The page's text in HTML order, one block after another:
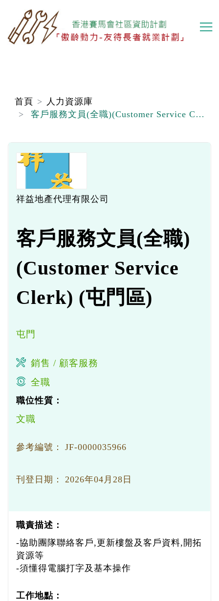
主
內
首頁
人力資源庫
客戶服務文員(全職)(Customer Service Clerk) (屯門區)
祥益地產代理有限公司
客戶服務文員(全職)
(Customer Service
Clerk) (屯門區)
屯門
銷售 / 顧客服務
全職
職位性質：
文職
參考編號： JF-0000035966
刊登日期： 2026年04月28日
職責描述：
-協助團隊聯絡客戶,更新樓盤及客戶資料,開拓
資源等
-須懂得電腦打字及基本操作
工作地點：